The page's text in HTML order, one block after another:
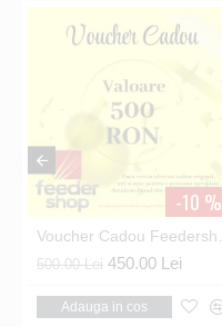
-10 %
500.00 Lei 450.00 Lei
Adauga in cos